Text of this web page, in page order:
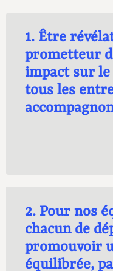
1. Être
prometteur
impact sur
tous les
2. Pour nos
chacun de
promouvoir
équilibrée,